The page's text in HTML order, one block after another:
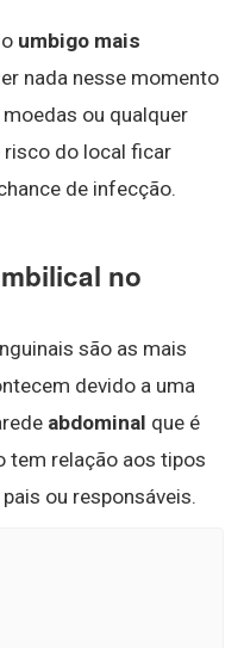
umbigo mais
nada nesse momento
moedas ou qualquer
do local ficar
de infecção.
no
são as mais
devido a uma
abdominal que é
tem relação aos tipos
ou responsáveis.